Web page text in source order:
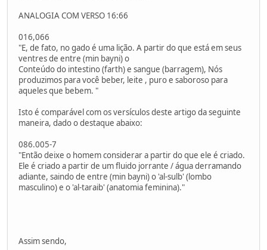
ANALOGIA COM VERSO 16:66
016,066
"E, de fato, no gado é uma lição. A partir do que está em seus
ventres de entre (min bayni) o
Conteúdo do intestino (farth) e sangue (barragem), Nós
produzimos para você beber, leite , puro e saboroso para
aqueles que bebem. "
Isto é comparável com os versículos deste artigo da seguinte
maneira, dado o destaque abaixo:
086.005-7
"Então deixe o homem considerar a partir do que ele é criado.
Ele é criado a partir de um fluido jorrante / água derramando
adiante, saindo de entre (min bayni) o 'al-sulb' (lombo
masculino) e o 'al-taraib' (anatomia feminina)."
Assim sendo,